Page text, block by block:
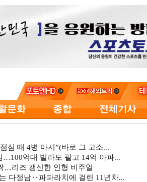
심 때 4병 마셔”(바로 그 고소...
억대 빌라도 팔고 14억 아파...
…리즈 갱신한 인형 비주얼
다정남‥파파라치에 걸린 11년차...